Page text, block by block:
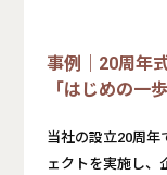
事例｜20周年
「はじめの一歩
当社の設立20周年
ェクトを実施し、